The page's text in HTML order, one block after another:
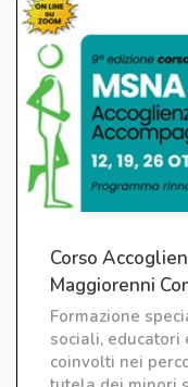
Corso
Maggiorenni
CAS
Formazione
sociali, educatori
coinvolti nei